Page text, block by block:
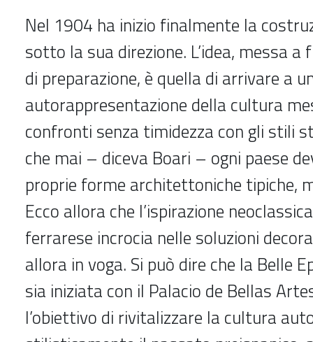
Nel 1904 ha inizio finalmente la
sotto la sua direzione. L’idea, messa a
di preparazione, è quella di arrivare a
autorappresentazione della cultura
confronti senza timidezza con gli stili
che mai – diceva Boari – ogni paese
proprie forme architettoniche tipiche,
Ecco allora che l’ispirazione
ferrarese incrocia nelle soluzioni
allora in voga. Si può dire che la Belle
sia iniziata con il Palacio de Bellas
l’obiettivo di rivitalizzare la cultura